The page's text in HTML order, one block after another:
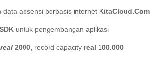
data absensi berbasis internet KitaCloud.Com
untuk pengembangan aplikasi
real 2000, record capacity real 100.000